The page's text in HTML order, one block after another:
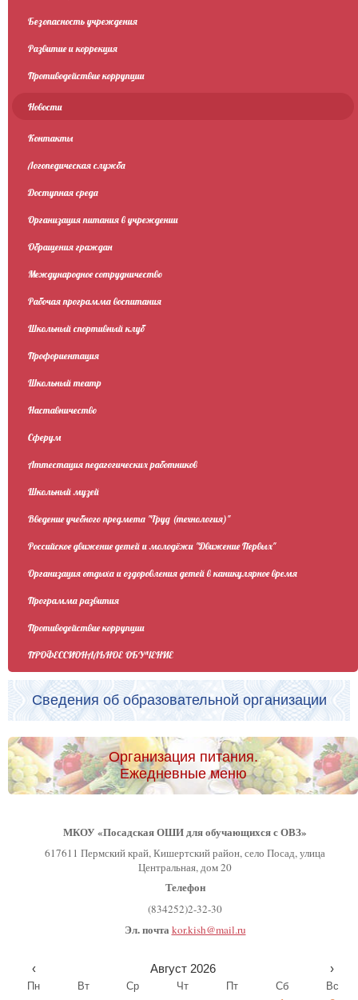
Безопасность учреждения
Развитие и коррекция
Противодействие коррупции
Новости
Контакты
Логопедическая служба
Доступная среда
Организация питания в учреждении
Обращения граждан
Международное сотрудничество
Рабочая программа воспитания
Школьный спортивный клуб
Профориентация
Школьный театр
Наставничество
Сферум
Аттестация педагогических работников
Школьный музей
Введение учебного предмета "Труд (технология)"
Российское движение детей и молодёжи "Движение Первых"
Организация отдыха и оздоровления детей в каникулярное время
Программа развития
Противодействие коррупции
ПРОФЕССИОНАЛЬНОЕ ОБУЧЕНИЕ
Сведения об образовательной организации
Организация питания.
Ежедневные меню
МКОУ «Посадская ОШИ для обучающихся с ОВЗ»
617611 Пермский край, Кишертский район, село Посад, улица
Центральная, дом 20
Телефон
(834252)2-32-30
Эл. почта kor.kish@mail.ru
‹ Август 2026 ›
Пн Вт Ср Чт Пт Сб Вс